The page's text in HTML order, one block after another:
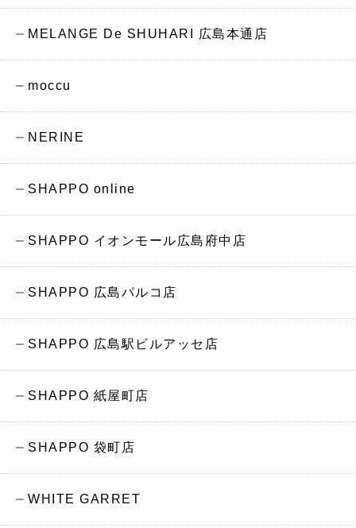
MELANGE De SHUHARI 広島本通店
moccu
NERINE
SHAPPO online
SHAPPO イオンモール広島府中店
SHAPPO 広島パルコ店
SHAPPO 広島駅ビルアッセ店
SHAPPO 紙屋町店
SHAPPO 袋町店
WHITE GARRET